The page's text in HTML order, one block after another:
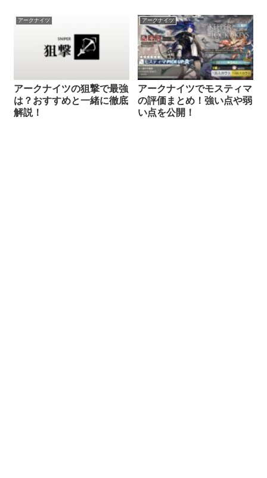
アークナイツ
アークナイツの狙撃で最強
は？おすすめと一緒に徹底
解説！
アークナイツ
アークナイツでモスティマ
の評価まとめ！強い点や弱
い点を公開！